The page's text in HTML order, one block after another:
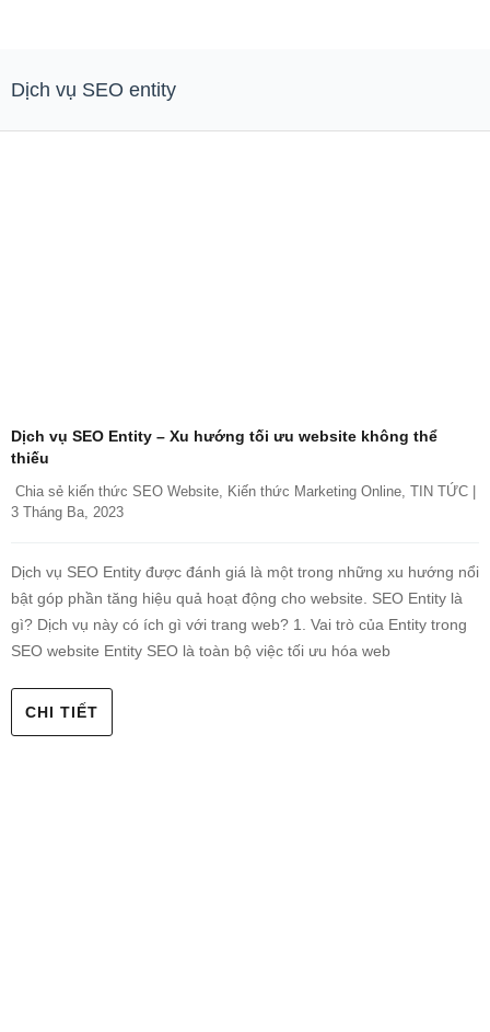
Dịch vụ SEO entity
Dịch vụ SEO Entity – Xu hướng tối ưu website không thể
thiếu
Chia sẻ kiến thức SEO Website Kiến thức Marketing Online TIN TỨC |
3 Tháng Ba, 2023
Dịch vụ SEO Entity được đánh giá là một trong những xu hướng nổi
bật góp phần tăng hiệu quả hoạt động cho website. SEO Entity là
gì? Dịch vụ này có ích gì với trang web? 1. Vai trò của Entity trong
SEO website Entity SEO là toàn bộ việc tối ưu hóa web
CHI TIẾT